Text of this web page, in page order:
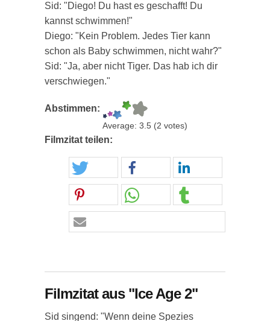
Sid: "Diego! Du hast es geschafft! Du
kannst schwimmen!"
Diego: "Kein Problem. Jedes Tier kann
schon als Baby schwimmen, nicht wahr?"
Sid: "Ja, aber nicht Tiger. Das hab ich dir
verschwiegen."
Abstimmen:
Average: 3.5 (2 votes)
Filmzitat teilen:
Filmzitat aus "Ice Age 2"
Sid singend: "Wenn deine Spezies